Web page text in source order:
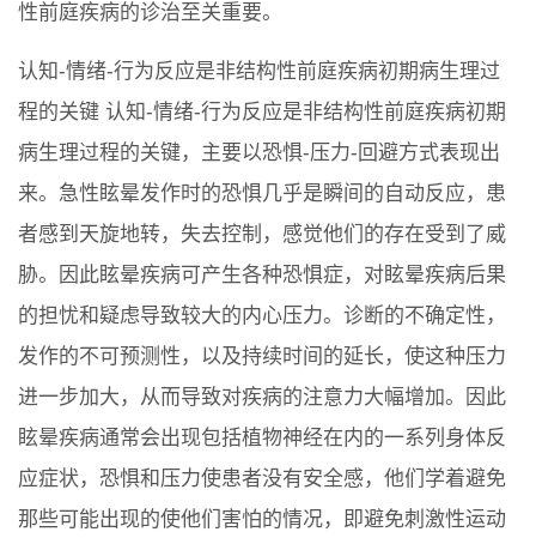
性前庭疾病的诊治至关重要。
认知-情绪-行为反应是非结构性前庭疾病初期病生理过
程的关键 认知-情绪-行为反应是非结构性前庭疾病初期
病生理过程的关键，主要以恐惧-压力-回避方式表现出
来。急性眩晕发作时的恐惧几乎是瞬间的自动反应，患
者感到天旋地转，失去控制，感觉他们的存在受到了威
胁。因此眩晕疾病可产生各种恐惧症，对眩晕疾病后果
的担忧和疑虑导致较大的内心压力。诊断的不确定性，
发作的不可预测性，以及持续时间的延长，使这种压力
进一步加大，从而导致对疾病的注意力大幅增加。因此
眩晕疾病通常会出现包括植物神经在内的一系列身体反
应症状，恐惧和压力使患者没有安全感，他们学着避免
那些可能出现的使他们害怕的情况，即避免刺激性运动